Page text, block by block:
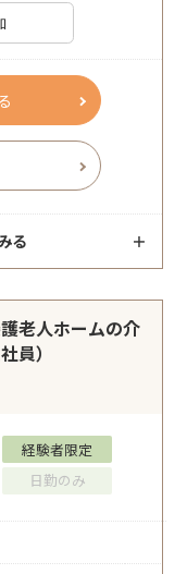
る
老人ホームの介
員）
経験者限定
日勤のみ